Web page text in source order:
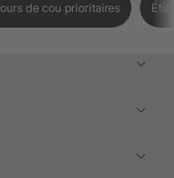
de cou prioritaires